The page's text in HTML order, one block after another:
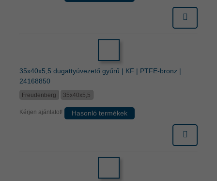
35x40x5,5 dugattyúvezető gyűrű | KF | PTFE-bronz |
24168850
Freudenberg 35x40x5,5
Kérjen ajánlatot! Hasonló termékek